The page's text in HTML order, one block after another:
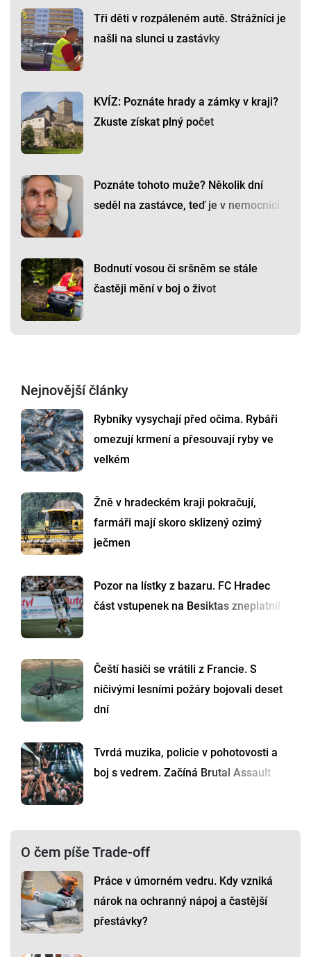
Tři děti v rozpáleném autě. Strážníci je
našli na slunci u zastávky
KVÍZ: Poznáte hrady a zámky v kraji?
Zkuste získat plný počet
Poznáte tohoto muže? Několik dní
seděl na zastávce, teď je v nemocnici
Bodnutí vosou či sršněm se stále
častěji mění v boj o život
Nejnovější články
Rybníky vysychají před očima. Rybáři
omezují krmení a přesouvají ryby ve
velkém
Žně v hradeckém kraji pokračují,
farmáři mají skoro sklizený ozimý
ječmen
Pozor na lístky z bazaru. FC Hradec
část vstupenek na Besiktas zneplatnil
Čeští hasiči se vrátili z Francie. S
ničivými lesními požáry bojovali deset
dní
Tvrdá muzika, policie v pohotovosti a
boj s vedrem. Začíná Brutal Assault
O čem píše Trade-off
Práce v úmorném vedru. Kdy vzniká
nárok na ochranný nápoj a častější
přestávky?